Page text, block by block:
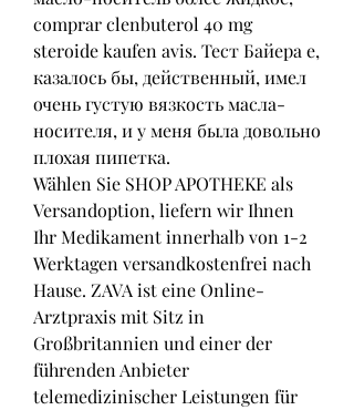
comprar clenbuterol 40 mg
steroide kaufen avis. Тест Байера e,
казалось бы, действенный, имел
очень густую вязкость масла-
носителя, и у меня была довольно
плохая пипетка.
Wählen Sie SHOP APOTHEKE als
Versandoption, liefern wir Ihnen
Ihr Medikament innerhalb von 1-2
Werktagen versandkostenfrei nach
Hause. ZAVA ist eine Online-
Arztpraxis mit Sitz in
Großbritannien und einer der
führenden Anbieter
telemedizinischer Leistungen für